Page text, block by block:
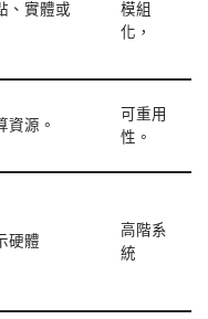
、實體或
模組
化，
資源。
可重用
性。
硬體
高階系
統